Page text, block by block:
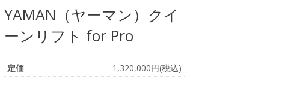
YAMAN（ヤーマン）クイ
ーンリフト for Pro
定価 1,320,000円(税込)